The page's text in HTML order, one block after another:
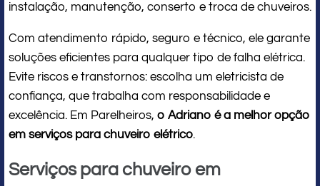
instalação, manutenção, conserto e troca de chuveiros.
Com atendimento rápido, seguro e técnico, ele garante
soluções eficientes para qualquer tipo de falha elétrica.
Evite riscos e transtornos: escolha um eletricista de
confiança, que trabalha com responsabilidade e
excelência. Em Parelheiros, o Adriano é a melhor opção
em serviços para chuveiro elétrico.
Serviços para chuveiro em